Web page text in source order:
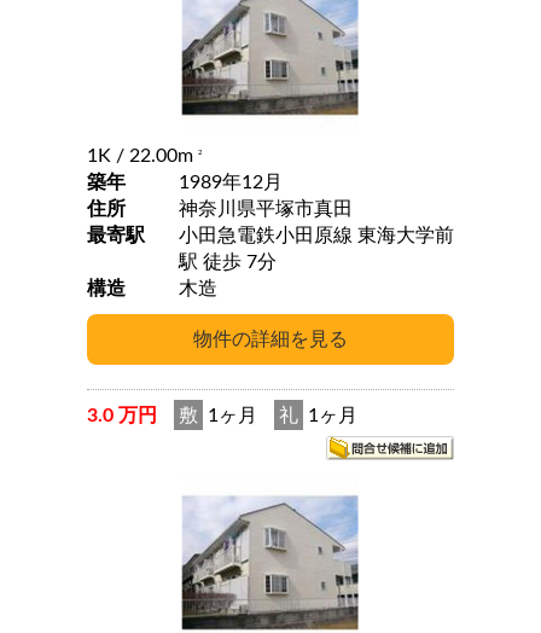
1K / 22.00m 2
築年
1989年12月
住所
神奈川県平塚市真田
最寄駅
小田急電鉄小田原線 東海大学前
駅 徒歩 7分
構造
木造
3.0 万円 敷 1ヶ月 礼 1ヶ月